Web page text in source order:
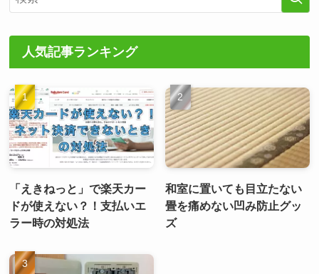
人気記事ランキング
「えきねっと」で楽天カー
ドが使えない？！支払いエ
ラー時の対処法
和室に置いても目立たない
畳を痛めない凹み防止グッ
ズ